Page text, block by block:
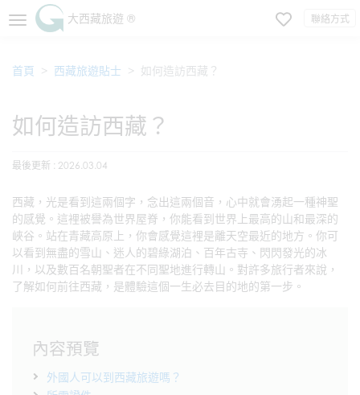
大西藏旅遊 ® 聯絡方式
首頁 西藏旅遊貼士 如何造訪西藏？
如何造訪西藏？
最後更新 : 2026.03.04
西藏，光是看到這兩個字，念出這兩個音，心中就會湧起一種神聖
的感覺。這裡被譽為世界屋脊，你能看到世界上最高的山和最深的
峽谷。站在青藏高原上，你會感覺這裡是離天空最近的地方。你可
以看到無盡的雪山、迷人的碧綠湖泊、百年古寺、閃閃發光的冰
川，以及數百名朝聖者在不同聖地進行轉山。對許多旅行者來說，
了解如何前往西藏，是體驗這個一生必去目的地的第一步。
內容預覽
外國人可以到西藏旅遊嗎？